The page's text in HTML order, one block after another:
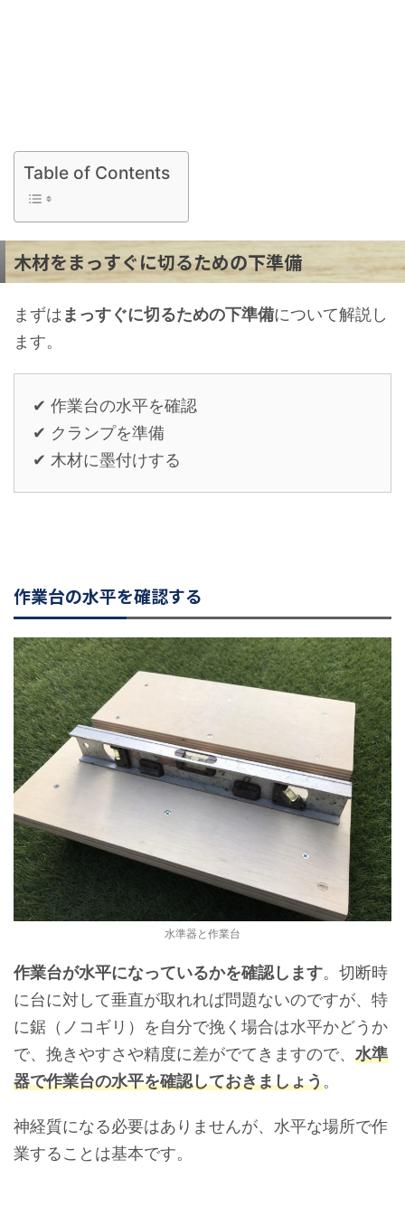
Table of Contents
木材をまっすぐに切るための下準備
まずはまっすぐに切るための下準備について解説し
ます。
✔ 作業台の水平を確認
✔ クランプを準備
✔ 木材に墨付けする
作業台の水平を確認する
水準器と作業台
作業台が水平になっているかを確認します。切断時
に台に対して垂直が取れれば問題ないのですが、特
に鋸（ノコギリ）を自分で挽く場合は水平かどうか
で、挽きやすさや精度に差がでてきますので、 水準
器で作業台の水平を確認しておきましょう。
神経質になる必要はありませんが、水平な場所で作
業することは基本です。